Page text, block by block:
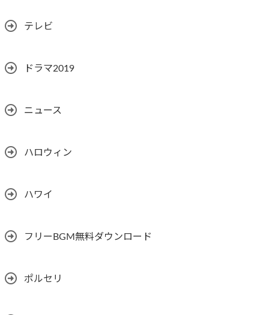
テレビ
ドラマ2019
ニュース
ハロウィン
ハワイ
フリーBGM無料ダウンロード
ポルセリ